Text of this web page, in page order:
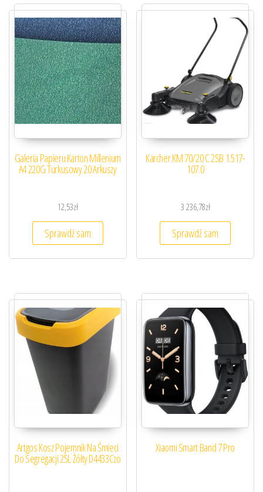
Galeria Papieru Karton Millenium
A4 220G Turkusowy 20 Arkuszy
12,53zł
Sprawdź sam
Karcher KM 70/20 C 2SB 1.517-
107.0
3 236,78zł
Sprawdź sam
Artgos Kosz Pojemnik Na Śmieci
Do Segregacji 25L Żółty D4433Czo
Xiaomi Smart Band 7 Pro